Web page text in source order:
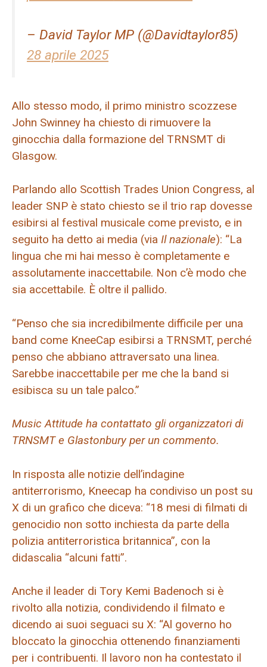
– David Taylor MP (@Davidtaylor85)
28 aprile 2025
Allo stesso modo, il primo ministro scozzese
John Swinney ha chiesto di rimuovere la
ginocchia dalla formazione del TRNSMT di
Glasgow.
Parlando allo Scottish Trades Union Congress, al
leader SNP è stato chiesto se il trio rap dovesse
esibirsi al festival musicale come previsto, e in
seguito ha detto ai media (via Il nazionale): “La
lingua che mi hai messo è completamente e
assolutamente inaccettabile. Non c’è modo che
sia accettabile. È oltre il pallido.
“Penso che sia incredibilmente difficile per una
band come KneeCap esibirsi a TRNSMT, perché
penso che abbiano attraversato una linea.
Sarebbe inaccettabile per me che la band si
esibisca su un tale palco.”
Music Attitude ha contattato gli organizzatori di
TRNSMT e Glastonbury per un commento.
In risposta alle notizie dell’indagine
antiterrorismo, Kneecap ha condiviso un post su
X di un grafico che diceva: “18 mesi di filmati di
genocidio non sotto inchiesta da parte della
polizia antiterroristica britannica”, con la
didascalia “alcuni fatti”.
Anche il leader di Tory Kemi Badenoch si è
rivolto alla notizia, condividendo il filmato e
dicendo ai suoi seguaci su X: “Al governo ho
bloccato la ginocchia ottenendo finanziamenti
per i contribuenti. Il lavoro non ha contestato il